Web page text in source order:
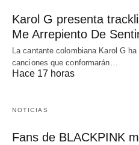
Karol G presenta
Me Arrepiento De
La cantante colombiana Karol G
canciones que conformarán…
Hace 17 horas
NOTICIAS
Fans de BLACKPINK